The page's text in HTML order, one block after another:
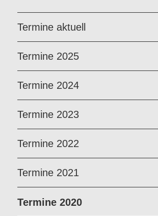
Termine aktuell
Termine 2025
Termine 2024
Termine 2023
Termine 2022
Termine 2021
Termine 2020